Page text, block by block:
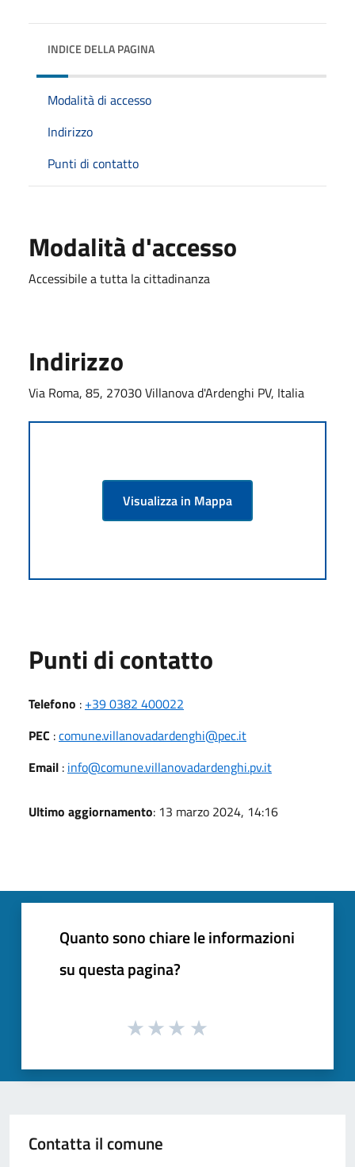
INDICE DELLA PAGINA
Modalità di accesso
Indirizzo
Punti di contatto
Modalità d'accesso
Accessibile a tutta la cittadinanza
Indirizzo
Via Roma, 85, 27030 Villanova d'Ardenghi PV, Italia
Visualizza in Mappa
Punti di contatto
Telefono : +39 0382 400022
PEC :comune.villanovadardenghi@pec.it
Email : info@comune.villanovadardenghi.pv.it
Ultimo aggiornamento: 13 marzo 2024, 14:16
Quanto sono chiare le informazioni
su questa pagina?
Contatta il comune